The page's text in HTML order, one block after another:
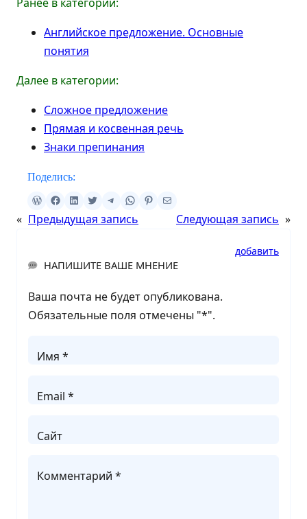
Английское предложение. Основные
понятия
Далее в категории:
Сложное предложение
Прямая и косвенная речь
Знаки препинания
Поделись:
« Предыдущая запись Следующая запись »
добавить
НАПИШИТЕ ВАШЕ МНЕНИЕ
Ваша почта не будет опубликована.
Обязательные поля отмечены "*".
Имя *
Email *
Сайт
Комментарий *